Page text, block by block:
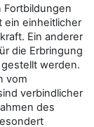
ein einheitlicher
Ein anderer
die Erbringung
werden.
vom
verbindlicher
des